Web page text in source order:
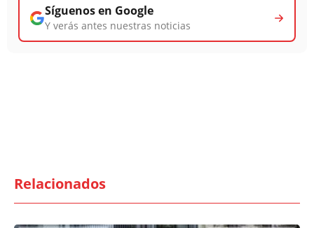
Síguenos en Google
Y verás antes nuestras noticias
Relacionados